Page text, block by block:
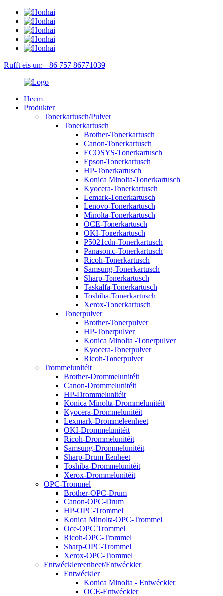
Rufft eis un: +86 757 86771039
Heem
Produkter
Tonerkartusch/Pulver
Tonerkartusch
Brother-Tonerkartusch
Canon-Tonerkartusch
ECOSYS-Tonerkartusch
Epson-Tonerkartusch
HP-Tonerkartusch
Konica Minolta-Tonerkartusch
Kyocera-Tonerkartusch
Lemark-Tonerkartusch
Lenovo-Tonerkartusch
Minolta-Tonerkartusch
OCE-Tonerkartusch
OKI-Tonerkartusch
P5021cdn-Tonerkartusch
Panasonic-Tonerkartusch
Ricoh-Tonerkartusch
Samsung-Tonerkartusch
Sharp-Tonerkartusch
Taskalfa-Tonerkartusch
Toshiba-Tonerkartusch
Xerox-Tonerkartusch
Tonerpulver
Brother-Tonerpulver
HP-Tonerpulver
Konica Minolta -Tonerpulver
Kyocera-Tonerpulver
Ricoh-Tonerpulver
Trommelunitéit
Brother-Drommelunitéit
Canon-Drommelunitéit
HP-Drommelunitéit
Konica Minolta-Drommelunitéit
Kyocera-Drommelunitéit
Lexmark-Drommeleenheet
OKI-Drommelunitéit
Ricoh-Drommelunitéit
Samsung-Drommelunitéit
Sharp-Drum Eenheet
Toshiba-Drommelunitéit
Xerox-Drommelunitéit
OPC-Trommel
Brother-OPC-Drum
Canon-OPC-Drum
HP-OPC-Trommel
Konica Minolta-OPC-Trommel
Oce-OPC Trommel
Ricoh-OPC-Trommel
Sharp-OPC-Trommel
Xerox-OPC-Trommel
Entwécklereenheet/Entwéckler
Entwéckler
Konica Minolta - Entwéckler
OCE-Entwéckler